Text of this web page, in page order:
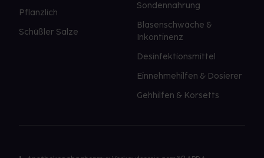
Pflanzlich
Schüßler Salze
Sondennahrung
Blasenschwäche &
Inkontinenz
Desinfektionsmittel
Einnehmehilfen & Dosierer
Gehhilfen & Korsetts